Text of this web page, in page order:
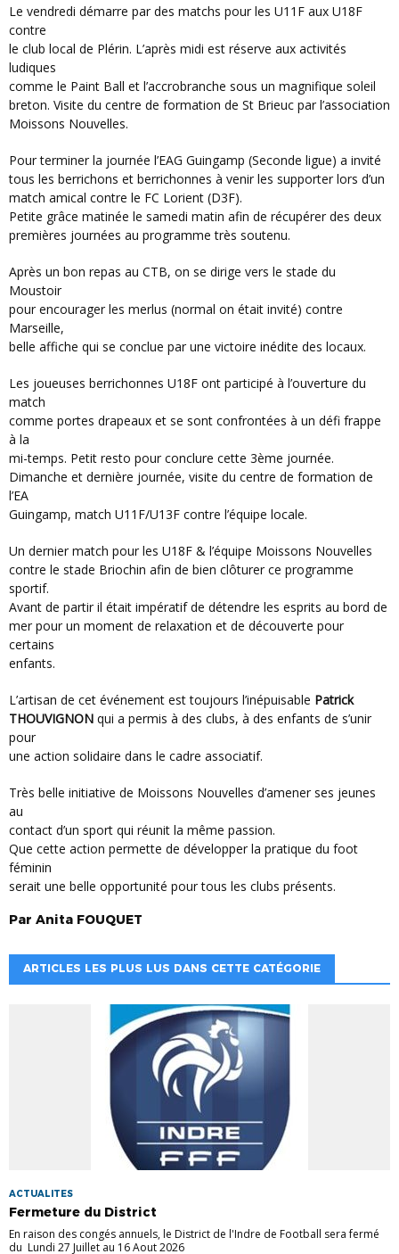
Le vendredi démarre par des matchs pour les U11F aux U18F
contre
le club local de Plérin. L’après midi est réserve aux activités
ludiques
comme le Paint Ball et l’accrobranche sous un magnifique soleil
breton. Visite du centre de formation de St Brieuc par l’association
Moissons Nouvelles.
Pour terminer la journée l’EAG Guingamp (Seconde ligue) a invité
tous les berrichons et berrichonnes à venir les supporter lors d’un
match amical contre le FC Lorient (D3F).
Petite grâce matinée le samedi matin afin de récupérer des deux
premières journées au programme très soutenu.
Après un bon repas au CTB, on se dirige vers le stade du
Moustoir
pour encourager les merlus (normal on était invité) contre
Marseille,
belle affiche qui se conclue par une victoire inédite des locaux.
Les joueuses berrichonnes U18F ont participé à l’ouverture du
match
comme portes drapeaux et se sont confrontées à un défi frappe
à la
mi-temps. Petit resto pour conclure cette 3ème journée.
Dimanche et dernière journée, visite du centre de formation de
l’EA
Guingamp, match U11F/U13F contre l’équipe locale.
Un dernier match pour les U18F & l’équipe Moissons Nouvelles
contre le stade Briochin afin de bien clôturer ce programme
sportif.
Avant de partir il était impératif de détendre les esprits au bord de
mer pour un moment de relaxation et de découverte pour
certains
enfants.
L’artisan de cet événement est toujours l’inépuisable Patrick
THOUVIGNON qui a permis à des clubs, à des enfants de s’unir
pour
une action solidaire dans le cadre associatif.
Très belle initiative de Moissons Nouvelles d’amener ses jeunes
au
contact d’un sport qui réunit la même passion.
Que cette action permette de développer la pratique du foot
féminin
serait une belle opportunité pour tous les clubs présents.
Par Anita FOUQUET
ARTICLES LES PLUS LUS DANS CETTE CATÉGORIE
ACTUALITES
Fermeture du District
En raison des congés annuels, le District de l'Indre de Football sera fermé
du Lundi 27 Juillet au 16 Aout 2026